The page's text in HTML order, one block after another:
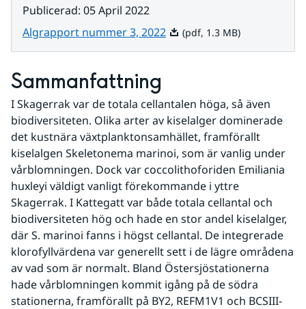
Publicerad: 05 April 2022
Algrapport nummer 3, 2022 Pdf, 1.3 MB.
(pdf, 1.3 MB)
Sammanfattning
I Skagerrak var de totala cellantalen höga, så även
biodiversiteten. Olika arter av kiselalger dominerade
det kustnära växtplanktonsamhället, framförallt
kiselalgen Skeletonema marinoi, som är vanlig under
vårblomningen. Dock var coccolithoforiden Emiliania
huxleyi väldigt vanligt förekommande i yttre
Skagerrak. I Kattegatt var både totala cellantal och
biodiversiteten hög och hade en stor andel kiselalger,
där S. marinoi fanns i högst cellantal. De integrerade
klorofyllvärdena var generellt sett i de lägre områdena
av vad som är normalt. Bland Östersjöstationerna
hade vårblomningen kommit igång på de södra
stationerna, framförallt på BY2, REFM1V1 och BCSIII-